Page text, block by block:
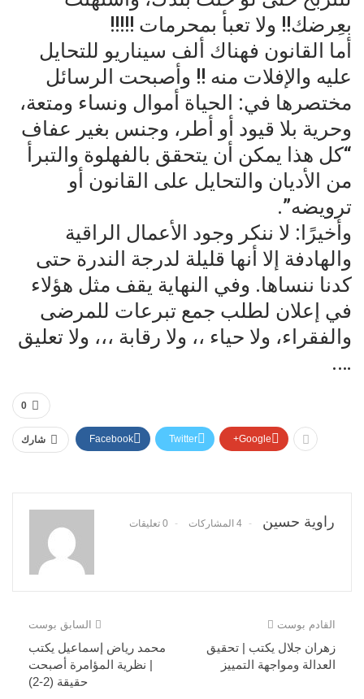
بعِرضك!! ولا تعبأ بمحرمات !!!!!
أما القانون فهناك ألف سيناريو للتحايل
عليه والإفلات منه !! وأصبحت الرسائل
مختصرها في: الحياة أموال ونساء ومتعة،
وحرية بلا قيود أو أطر، وجنس بغير عفاف
“كل هذا يمكن أن يتحقق بالفهلوة والتبرأ
من الأديان والتحايل على القانون أو
ترويضه”.
وأخيرًا: لا ننكر وجود الأعمال الراقية
والهادفة إلا أنها قليلة لدرجة الندرة حتى
كدنا ننساها. وفي النهاية يقف مثل هؤلاء
في إعلان لطلب جمع تبرعات للمرضى
والفقراء، ولا حياء ،، ولا رقابة ،،، ولا تعليق
….
0
شارك Facebook Twitter Google+
راوية حسين 4 المشاركات 0 تعليقات
السابق بوست
محمد رياض إسماعيل يكتب
| نظرية المؤامرة أصبحت
حقيقة (2-2)
القادم بوست
زهران جلال يكتب | تحقيق
العدالة ومواجهة التمييز